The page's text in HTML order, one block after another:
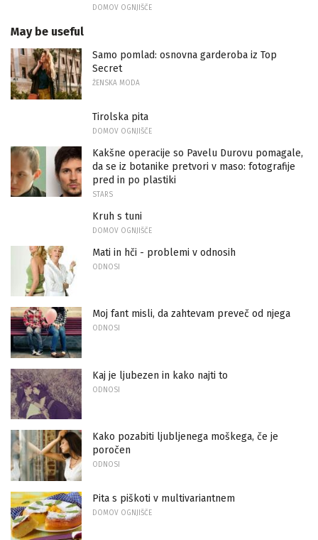
DOMOV OGNJIŠČE
May be useful
Samo pomlad: osnovna garderoba iz Top
Secret
ŽENSKA MODA
Tirolska pita
DOMOV OGNJIŠČE
Kakšne operacije so Pavelu Durovu pomagale,
da se iz botanike pretvori v maso: fotografije
pred in po plastiki
STARS
Kruh s tuni
DOMOV OGNJIŠČE
Mati in hči - problemi v odnosih
ODNOSI
Moj fant misli, da zahtevam preveč od njega
ODNOSI
Kaj je ljubezen in kako najti to
ODNOSI
Kako pozabiti ljubljenega moškega, če je
poročen
ODNOSI
Pita s piškoti v multivariantnem
DOMOV OGNJIŠČE